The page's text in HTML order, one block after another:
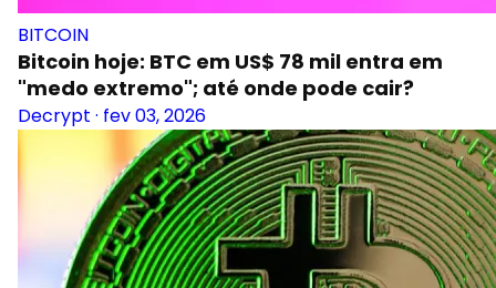
BITCOIN
Bitcoin hoje: BTC em US$ 78 mil entra em
"medo extremo"; até onde pode cair?
Decrypt · fev 03, 2026